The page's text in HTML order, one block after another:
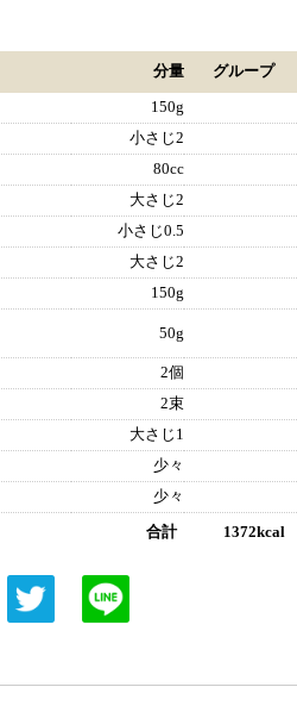
分量 グループ
150g
小さじ2
80cc
大さじ2
小さじ0.5
大さじ2
150g
50g
2個
2束
大さじ1
少々
少々
合計 1372kcal